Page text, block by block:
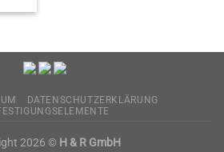
DATENSCHUTZERKLÄRUNG
2026 © H & R GmbH